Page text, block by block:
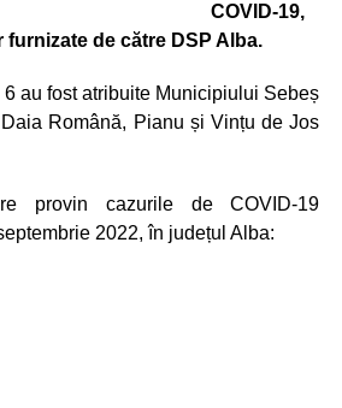
COVID-19,
de către DSP Alba.
6 au fost atribuite Municipiului Sebeș
Română, Pianu și Vințu de Jos
provin cazurile de COVID-19
2022, în județul Alba: